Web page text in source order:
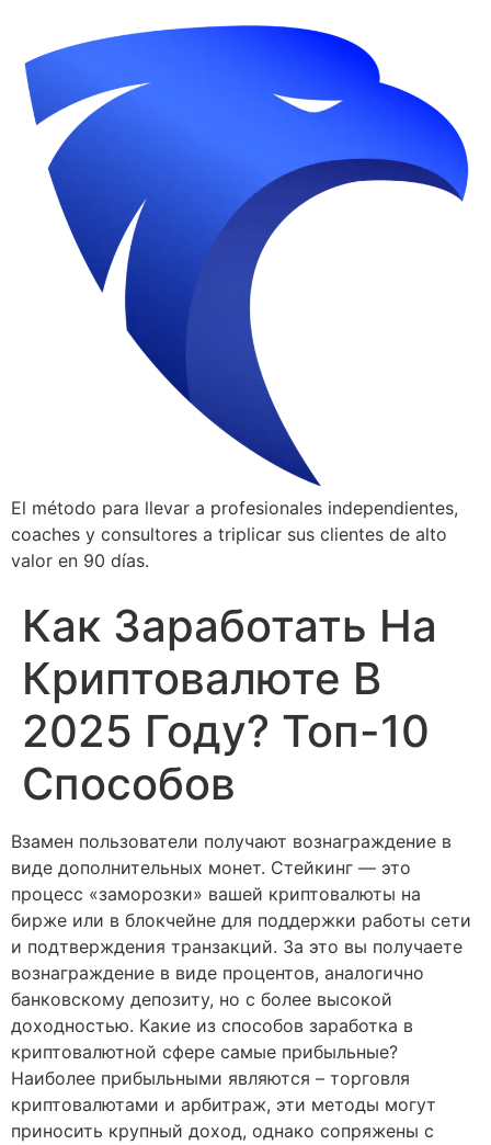
El método para llevar a profesionales independientes,
coaches y consultores a triplicar sus clientes de alto
valor en 90 días.
Как Заработать На
Криптовалюте В
2025 Году? Топ-10
Способов
Взамен пользователи получают вознаграждение в
виде дополнительных монет. Стейкинг — это
процесс «заморозки» вашей криптовалюты на
бирже или в блокчейне для поддержки работы сети
и подтверждения транзакций. За это вы получаете
вознаграждение в виде процентов, аналогично
банковскому депозиту, но с более высокой
доходностью. Какие из способов заработка в
криптовалютной сфере самые прибыльные?
Наиболее прибыльными являются – торговля
криптовалютами и арбитраж, эти методы могут
приносить крупный доход, однако сопряжены с